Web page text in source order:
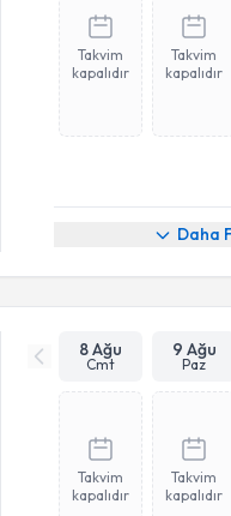
Takvim
kapalıdır
Takvim
kapalıdır
Daha
8 Ağu
Cmt
9 Ağu
Paz
Takvim
kapalıdır
Takvim
kapalıdır